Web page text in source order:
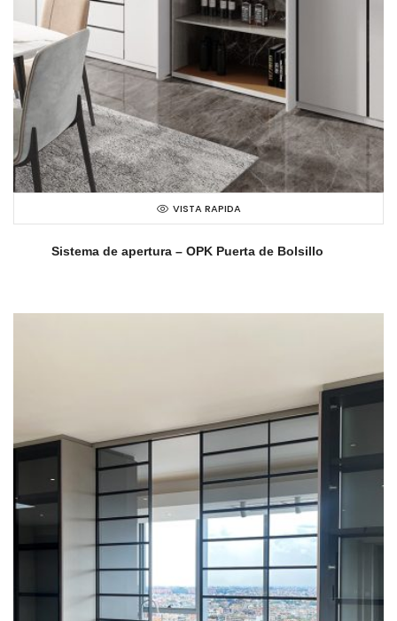
VISTA RAPIDA
Sistema de apertura – OPK Puerta de Bolsillo